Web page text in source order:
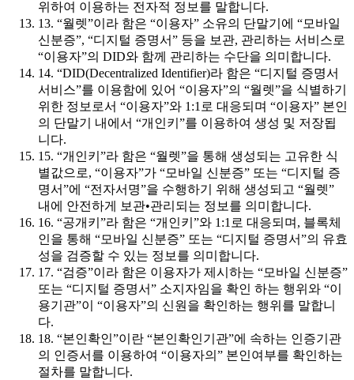
위하여 이용하는 전자적 정보를 말합니다.
13. “월렛”이라 함은 “이용자” 소유의 단말기에 “모바일
신분증”, “디지털 증명서” 등을 보관, 관리하는 서비스로
“이용자”의 DID와 함께 관리하는 수단을 의미합니다.
14. “DID(Decentralized Identifier)라 함은 “디지털 증명서
서비스”를 이용함에 있어 “이용자”의 “월렛”을 식별하기
위한 정보로서 “이용자”와 1:1로 대응되며 “이용자” 본인
의 단말기 내에서 “개인키”를 이용하여 생성 및 저장됩
니다.
15. “개인키”라 함은 “월렛”을 통해 생성되는 고유한 식
별값으로, “이용자”가 “모바일 신분증” 또는 “디지털 증
명서”에 “전자서명”을 수행하기 위해 생성되고 “월렛”
내에 안전하게 보관•관리되는 정보를 의미합니다.
16. “공개키”라 함은 “개인키”와 1:1로 대응되며, 블록체
인을 통해 “모바일 신분증” 또는 “디지털 증명서”의 유효
성을 검증할 수 있는 정보를 의미합니다.
17. “검증”이라 함은 이용자가 제시하는 “모바일 신분증”
또는 “디지털 증명서” 소지자임을 확인 하는 행위와 “이
용기관”이 “이용자”의 신원을 확인하는 행위를 말합니
다.
18. “본인확인”이란 “본인확인기관”에 속하는 인증기관
의 인증서를 이용하여 “이용자의” 본인여부를 확인하는
절차를 말합니다.